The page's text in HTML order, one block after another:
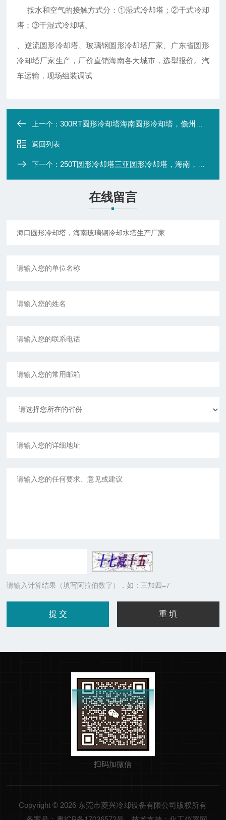
按水和空气的接触方式分：①湿式冷却塔；②干式冷却
塔；③干湿式冷却塔。
、逆流圆形冷却塔、玻璃钢圆形冷却塔厂家、广东省圆形
冷却塔厂家生产，厂价直销海南各大城市，选型报价。汽
车运输，现场组装调试
上一个：300RT圆形冷却塔海南圆形冷却塔，儋州玻璃钢圆形冷却塔厂家
返回列表
下一个： 250T圆形冷却塔三亚圆形冷却塔，海南，儋州玻璃钢冷却塔选型报价
在线留言
请输入计算结果（填写阿拉伯数字），如：三加四=7
扫码加微信
Copyright © 2026 东莞市菱兴冷却设备有限公司版权所有